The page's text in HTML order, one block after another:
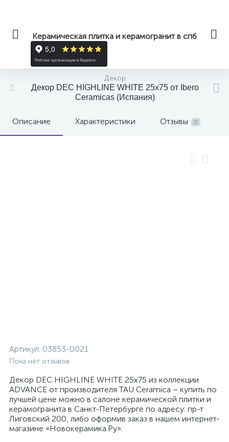
Керамическая плитка и керамогранит в спб
Декор
Декор DEC HIGHLINE WHITE 25x75 от Ibero
Ceramicas (Испания)
Описание Характеристики Отзывы 0
Артикул: 03853-0021
Пока нет отзывов
Декор DEC HIGHLINE WHITE 25x75 из коллекции
ADVANCE от производителя TAU Ceramica – купить по
лучшей цене можно в салоне керамической плитки и
керамогранита в Санкт-Петербурге по адресу: пр-т
Лиговский 200, либо оформив заказ в нашем интернет-
магазине «Новокерамика.Ру».